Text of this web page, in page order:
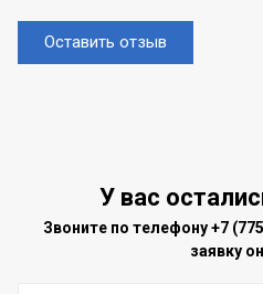
Оставить отзыв
У вас
Звоните по телефону+7
заявку